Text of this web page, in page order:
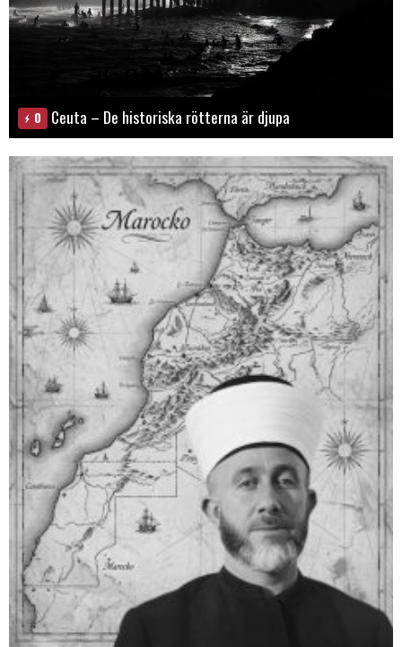
0 Ceuta – De historiska rötterna är djupa